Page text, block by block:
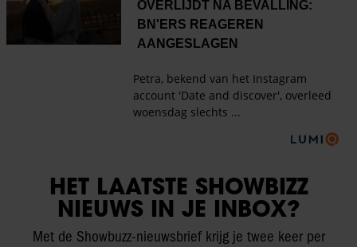
HET LAATSTE SHOWBIZZ
NIEUWS IN JE INBOX?
Met de Showbuzz-nieuwsbrief krijg je twee keer per